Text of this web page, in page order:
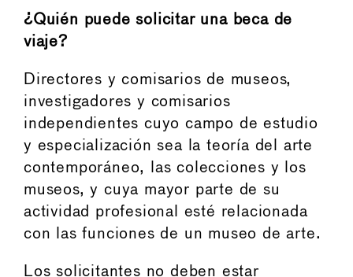
¿Quién puede solicitar una beca de
viaje?
Directores y comisarios de museos,
investigadores y comisarios
independientes cuyo campo de estudio
y especialización sea la teoría del arte
contemporáneo, las colecciones y los
museos, y cuya mayor parte de su
actividad profesional esté relacionada
con las funciones de un museo de arte.
Los solicitantes no deben estar